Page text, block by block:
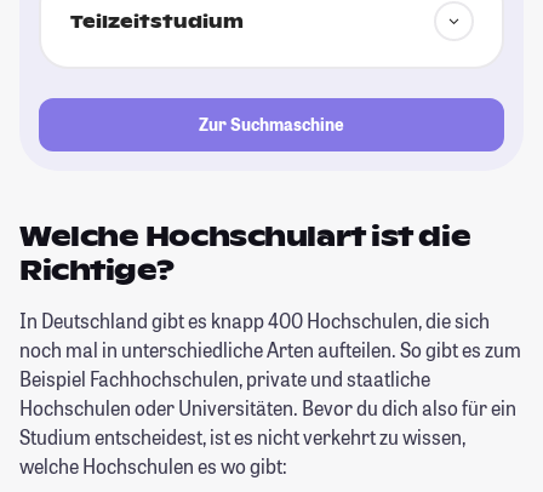
Teilzeitstudium
Zur Suchmaschine
Welche Hochschulart ist die
Richtige?
In Deutschland gibt es knapp 400 Hochschulen, die sich
noch mal in unterschiedliche Arten aufteilen. So gibt es zum
Beispiel Fachhochschulen, private und staatliche
Hochschulen oder Universitäten. Bevor du dich also für ein
Studium entscheidest, ist es nicht verkehrt zu wissen,
welche Hochschulen es wo gibt: